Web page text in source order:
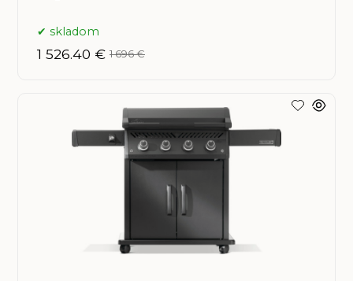
skladom
1 526.40 € 1 696 €